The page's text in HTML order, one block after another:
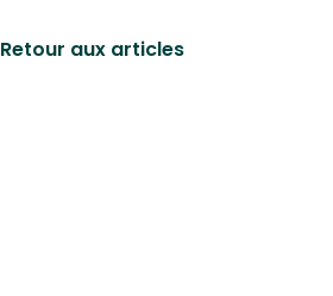
Retour aux articles